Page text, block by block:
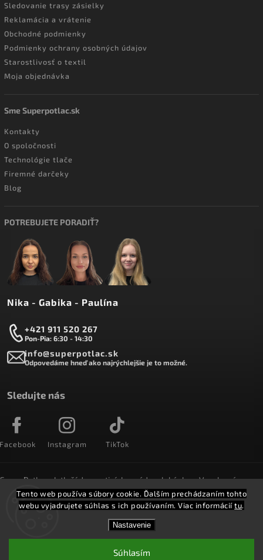
Tento web používa súbory cookie. Ďalším prechádzaním tohto
webu vyjadrujete súhlas s ich používaním. Viac informáciítu.
Nastavenie
Súhlasím
Sledovanie trasy zásielky
Reklamácia a vrátenie
Obchodné podmienky
Podmienky ochrany osobných údajov
Starostlivosť o textil
Moja objednávka
Sme Superpotlac.sk
Kontakty
O spoločnosti
Technológie tlače
Firemné darčeky
Blog
POTREBUJETE PORADIŤ?
Nika - Gabika - Paulína
+421 911 520 267
Pon-Pia: 6:30 - 14:30
info@superpotlac.sk
Odpovedáme hneď ako najrýchlejšie je to možné.
Sledujte nás
Instagram TikTok
SuperPotlac.sk tlačí denne tisícky módnych kúskov. Vyrobené na
Slovensku a doručované do celého sveta :)
SuperPotlač.sk. Všetky práva vyhradené.
Vytvořil